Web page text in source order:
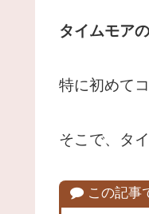
タイムモア
特に初めて
そこで、タ
この記事